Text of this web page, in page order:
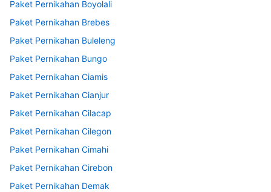
Paket Pernikahan Boyolali
Paket Pernikahan Brebes
Paket Pernikahan Buleleng
Paket Pernikahan Bungo
Paket Pernikahan Ciamis
Paket Pernikahan Cianjur
Paket Pernikahan Cilacap
Paket Pernikahan Cilegon
Paket Pernikahan Cimahi
Paket Pernikahan Cirebon
Paket Pernikahan Demak